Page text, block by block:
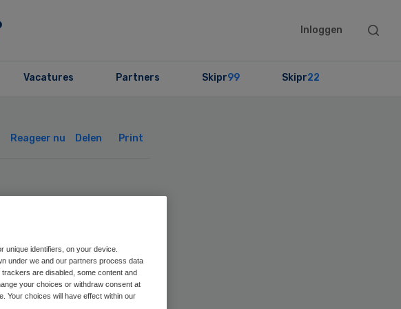
Inloggen
Search
Vacatures Partners Skipr99 Skipr22
Reageer nu Delen Print
unique identifiers, on your device.
under we and our partners process data
are disabled, some content and
your choices or withdraw consent at
Your choices will have effect within our